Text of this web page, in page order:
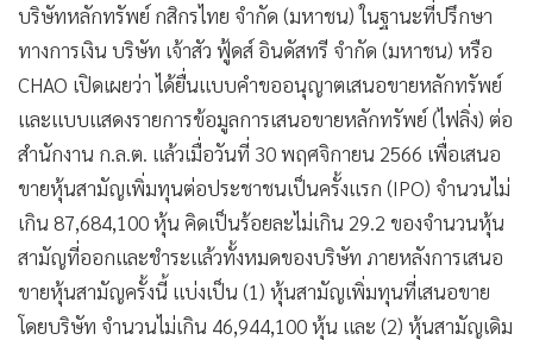
• เกม
• วิทยาศาสตร์
• SMEs
• หุ้น
• อินโดจีน
กองทุนรวม
Celeb Online
Factcheck
• ญี่ปุ่น
บริษัทหลักทรัพย์ กสิกรไทย จำกัด (มหาชน) ในฐานะที่ปรึกษา
ทางการเงิน บริษัท เจ้าสัว ฟู้ดส์ อินดัสทรี จำกัด (มหาชน) หรือ
CHAO เปิดเผยว่า ได้ยื่นแบบคำขออนุญาตเสนอขายหลักทรัพย์
และแบบแสดงรายการข้อมูลการเสนอขายหลักทรัพย์ (ไฟลิ่ง) ต่อ
สำนักงาน ก.ล.ต. แล้วเมื่อวันที่ 30 พฤศจิกายน 2566 เพื่อเสนอ
ขายหุ้นสามัญเพิ่มทุนต่อประชาชนเป็นครั้งแรก (IPO) จำนวนไม่
เกิน 87,684,100 หุ้น คิดเป็นร้อยละไม่เกิน 29.2 ของจำนวนหุ้น
สามัญที่ออกและชำระแล้วทั้งหมดของบริษัท ภายหลังการเสนอ
ขายหุ้นสามัญครั้งนี้ แบ่งเป็น (1) หุ้นสามัญเพิ่มทุนที่เสนอขาย
โดยบริษัท จำนวนไม่เกิน 46,944,100 หุ้น และ (2) หุ้นสามัญเดิม